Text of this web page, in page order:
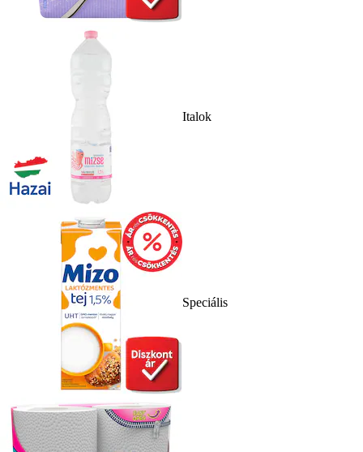
Italok
Speciális